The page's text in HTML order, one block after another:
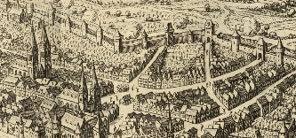
Details of the historical map
French-German history alongside the
Rhine
Chronologie der deutsch-französischen
Geschichte